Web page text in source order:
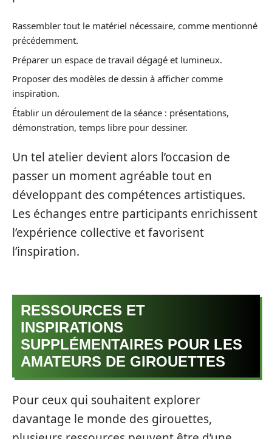
Rassembler tout le matériel nécessaire, comme mentionné
précédemment.
Préparer un espace de travail dégagé et lumineux.
Proposer des modèles de dessin à afficher comme
inspiration.
Établir un déroulement de la séance : présentations,
démonstration, temps libre pour dessiner.
Un tel atelier devient alors l’occasion de
passer un moment agréable tout en
développant des compétences artistiques.
Les échanges entre participants enrichissent
l’expérience collective et favorisent
l’inspiration.
RESSOURCES ET
INSPIRATIONS
SUPPLÉMENTAIRES POUR LES
AMATEURS DE GIROUETTES
Pour ceux qui souhaitent explorer
davantage le monde des girouettes,